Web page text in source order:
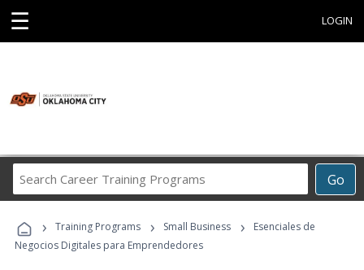
☰ LOGIN
Go
Career
Programs
› Training Programs › Small Business ›
Esenciales de
Negocios Digitales para Emprendedores